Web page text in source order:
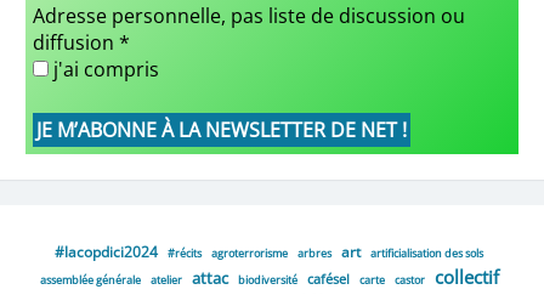
Adresse personnelle, pas liste de discussion ou
diffusion *
j'ai compris
#lacopdici2024 #récits agroterrorisme arbres art
artificialisation des sols
assemblée générale
atelier attac biodiversité cafésel carte castor collectif